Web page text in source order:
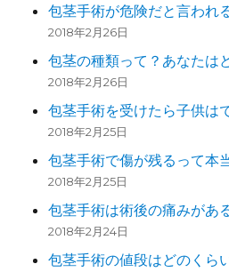
包茎手術が危険だと言われ
2018年2月26日
包茎の種類って？あなたは
2018年2月26日
包茎手術を受けたら子供は
2018年2月25日
包茎手術で傷が残るって本
2018年2月25日
包茎手術は術後の痛みがあ
2018年2月24日
包茎手術の値段はどのくら